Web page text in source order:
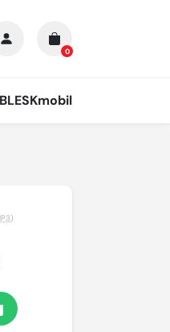
0
BLESKmobil
)